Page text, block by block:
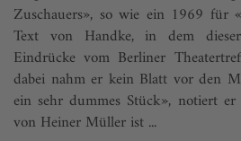
Zuschauers», so wie ein 1969 für
Text von Handke, in dem
Eindrücke vom Berliner
dabei nahm er kein Blatt vor den
ein sehr dummes Stück», notiert er
von Heiner Müller ist ...